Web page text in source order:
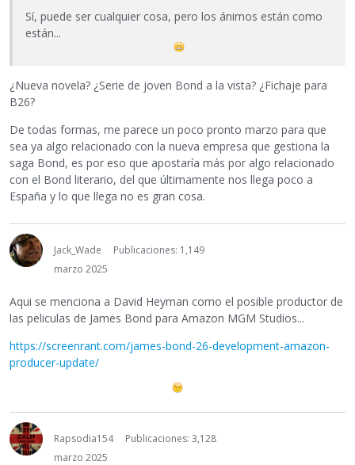
Sí, puede ser cualquier cosa, pero los ánimos están como
están...
¿Nueva novela? ¿Serie de joven Bond a la vista? ¿Fichaje para
B26?
De todas formas, me parece un poco pronto marzo para que
sea ya algo relacionado con la nueva empresa que gestiona la
saga Bond, es por eso que apostaría más por algo relacionado
con el Bond literario, del que últimamente nos llega poco a
España y lo que llega no es gran cosa.
Jack_Wade
Publicaciones: 1,149
marzo 2025
Aqui se menciona a David Heyman como el posible productor de
las peliculas de James Bond para Amazon MGM Studios...
https://screenrant.com/james-bond-26-development-amazon-
producer-update/
Rapsodia154
Publicaciones: 3,128
marzo 2025